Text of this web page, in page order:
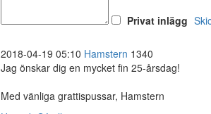
Privat inlägg
2018-04-19 05:10 Hamstern 1340
Jag önskar dig en mycket fin 25-årsdag!
Med vänliga grattispussar, Hamstern